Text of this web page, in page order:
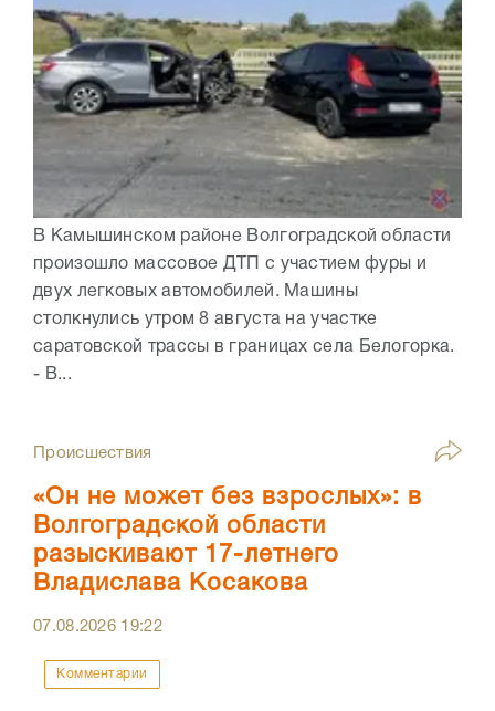
В Камышинском районе Волгоградской области
произошло массовое ДТП с участием фуры и
двух легковых автомобилей. Машины
столкнулись утром 8 августа на участке
саратовской трассы в границах села Белогорка.
- В...
Происшествия
«Он не может без взрослых»: в
Волгоградской области
разыскивают 17-летнего
Владислава Косакова
07.08.2026 19:22
Комментарии